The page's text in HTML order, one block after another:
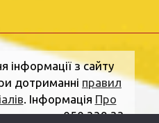
інформації з сайту
дотриманні правил
. Інформація Про
тел. 050 339 33